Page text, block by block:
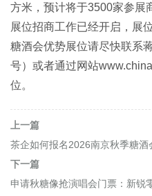
方米，预计将于3500家参展
展位招商工作已经开启，展
糖酒会优势展位请尽快联系
号）或者通过网站
位。
上一篇
茶企如何报名2026南京秋季糖
下一篇
申请秋糖像抢演唱会门票：新锐